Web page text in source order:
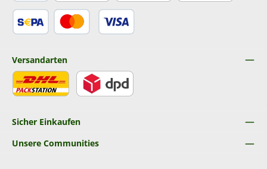
Sicher Einkaufen
Unsere Communities
Versandarten